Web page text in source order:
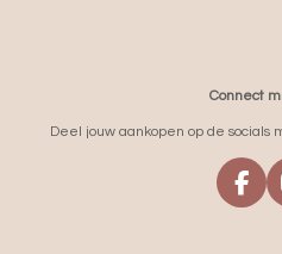
Connect
Deel jouw aankopen op de socials
F
A